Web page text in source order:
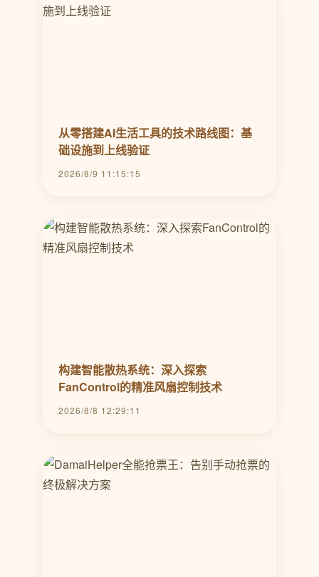
从零搭建AI生活工具的技术路线图：基
础设施到上线验证
2026/8/9 11:15:15
构建智能散热系统：深入探索
FanControl的精准风扇控制技术
2026/8/8 12:29:11